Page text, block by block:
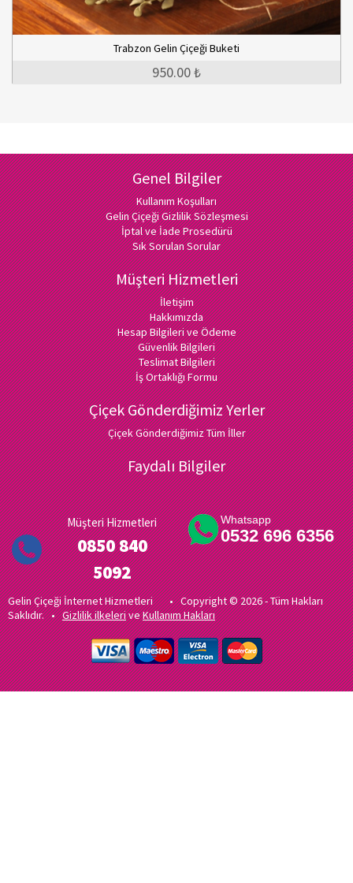
Trabzon Gelin Çiçeği Buketi
950.00 ₺
Genel Bilgiler
Kullanım Koşulları
Gelin Çiçeği Gizlilik Sözleşmesi
İptal ve İade Prosedürü
Sık Sorulan Sorular
Müşteri Hizmetleri
İletişim
Hakkımızda
Hesap Bilgileri ve Ödeme
Güvenlik Bilgileri
Teslimat Bilgileri
İş Ortaklığı Formu
Çiçek Gönderdiğimiz Yerler
Çiçek Gönderdiğimiz Tüm İller
Faydalı Bilgiler
Müşteri Hizmetleri
0850 840
5092
Whatsapp
0532 696 6356
Gelin Çiçeği İnternet Hizmetleri • Copyright © 2026 - Tüm Hakları
Saklıdır. •Gizlilik ilkeleriveKullanım Hakları